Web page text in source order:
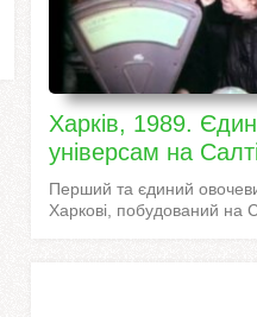
Харків, 1989.
універсам на
Перший та єдиний
Харкові, побудований на